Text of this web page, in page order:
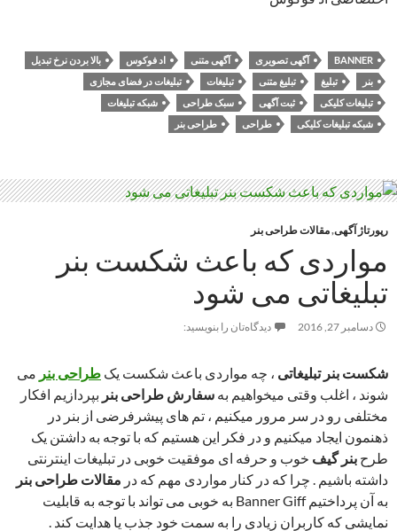
BANNER آگهی تصویری آگهی متنی اد فوکوس
بالا بردن نرخ تبدیل
بنر
تبلیغ تبلیغ متنی تبلیغات
تبلیغات در فضای مجازی
تبلیغات کلیکی
ثبت آگهی سبک طراحی
شبکه تبلیغات
شبکه تبلیغات کلیکی
طراحی طراحی بنر
رپورتاژ آگهی,مقالات طراحی بنر
مواردی که باعث شکست بنر
تبلیغاتی می شود
دسامبر 27, 2016 دیدگاه‌تان را بنویسید:
شکست بنر تبلیغاتی ، چه مواردی باعث شکست یک طراحی بنر می
شوند ، اغلب وقتی میخواهیم به سفارش طراحی بنر بپردازیم افکار
مختلفی رو در سر مرور میکنیم ، تم های پیشرفرضی از بنر در
ذهنمون ایجاد میکنیم و در فکر این هستیم که با توجه به داشتن یک
طرح بنر گیف خوب و حرفه ای موفقیت خوبی در تبلیغات اینترنتی
داشته باشیم . چرا که در کنار مواردی مهم که در مقالات طراحی بنر
به آن پرداختیم Banner Giff به خوبی می تواند با توجه به قابلیت
نمایشی که کاربران زیادی را به سمت خود جذب یا هدایت کند .